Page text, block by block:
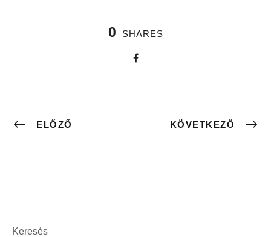
0 SHARES
ELŐZŐ KÖVETKEZŐ
Keresés